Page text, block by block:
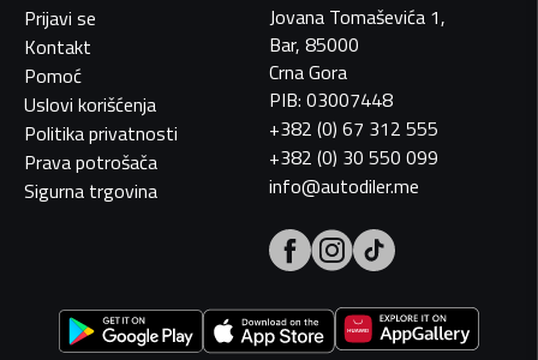
Prijavi se
Kontakt
Pomoć
Uslovi korišćenja
Politika privatnosti
Prava potrošača
Sigurna trgovina
Jovana Tomaševića 1,
Bar, 85000
Crna Gora
PIB: 03007448
+382 (0) 67 312 555
+382 (0) 30 550 099
info@autodiler.me